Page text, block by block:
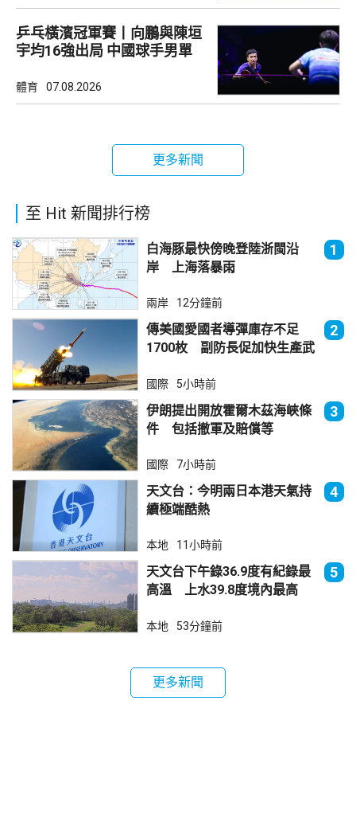
乒乓橫濱冠軍賽丨向鵬與陳垣
宇均16強出局 中國球手男單
體育 07.08.2026
更多新聞
至 Hit 新聞排行榜
白海豚最快傍晚登陸浙閩沿
岸 上海落暴雨
1
兩岸 12分鐘前
傳美國愛國者導彈庫存不足
1700枚 副防長促加快生產武
2
國際 5小時前
伊朗提出開放霍爾木茲海峽條
件 包括撤軍及賠償等
3
國際 7小時前
天文台：今明兩日本港天氣持
續極端酷熱
4
本地 11小時前
天文台下午錄36.9度有紀錄最
高溫 上水39.8度境內最高
5
本地 53分鐘前
更多新聞